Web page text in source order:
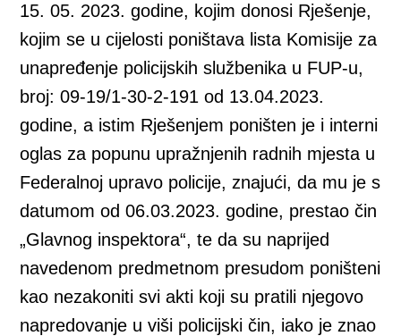
15. 05. 2023. godine, kojim donosi Rješenje,
kojim se u cijelosti poništava lista Komisije za
unapređenje policijskih službenika u FUP-u,
broj: 09-19/1-30-2-191 od 13.04.2023.
godine, a istim Rješenjem poništen je i interni
oglas za popunu upražnjenih radnih mjesta u
Federalnoj upravo policije, znajući, da mu je s
datumom od 06.03.2023. godine, prestao čin
„Glavnog inspektora“, te da su naprijed
navedenom predmetnom presudom poništeni
kao nezakoniti svi akti koji su pratili njegovo
napredovanje u viši policijski čin, iako je znao